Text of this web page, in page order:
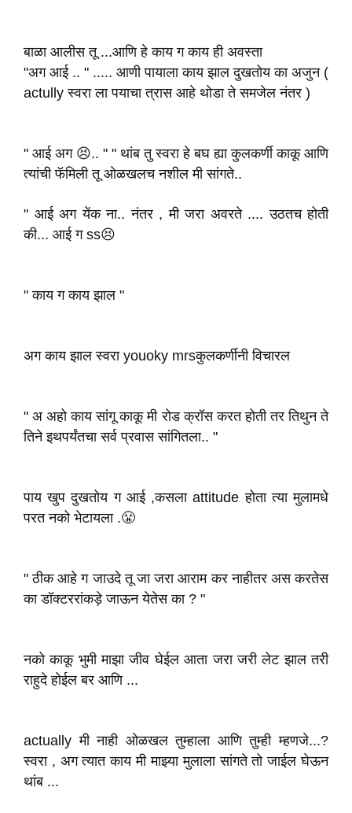
बाळा आलीस तू ...आणि हे काय ग काय ही अवस्ता
"अग आई .. " ..... आणी पायाला काय झाल दुखतोय का अजुन (
actully स्वरा ला पयाचा त्रास आहे थोडा ते समजेल नंतर )
" आई अग 😣.. " " थांब तु स्वरा हे बघ ह्या कुलकर्णी काकू आणि
त्यांची फॅमिली तू ओळखलच नशील मी सांगते..
" आई अग येंक ना.. नंतर , मी जरा अवरते .... उठतच होती
की... आई ग ss😣
" काय ग काय झाल "
अग काय झाल स्वरा youoky mrsकुलकर्णीनी विचारल
" अ अहो काय सांगू काकू मी रोड क्रॉस करत होती तर तिथुन ते
तिने इथपर्यंतचा सर्व प्रवास सांगितला.. "
पाय खुप दुखतोय ग आई ,कसला attitude होता त्या मुलामधे
परत नको भेटायला .😤
" ठीक आहे ग जाउदे तू जा जरा आराम कर नाहीतर अस करतेस
का डॉक्टररांकड़े जाऊन येतेस का ? "
नको काकू भुमी माझा जीव घेईल आता जरा जरी लेट झाल तरी
राहुदे होईल बर आणि ...
actually मी नाही ओळखल तुम्हाला आणि तुम्ही म्हणजे...?
स्वरा , अग त्यात काय मी माझ्या मुलाला सांगते तो जाईल घेऊन
थांब ...